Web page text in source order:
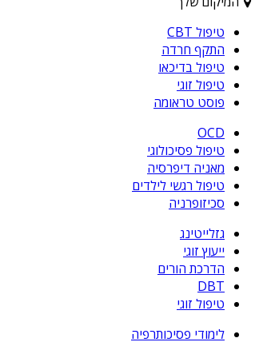
טיפול CBT
התקף חרדה
טיפול בדיכאו
טיפול זוגי
פוסט טראומה
OCD
טיפול פסיכולוגי
מאניה דיפרסיה
טיפול רגשי לילדים
סכיזופרניה
גזלייטינג
ייעוץ זוגי
הדרכת הורים
DBT
טיפול זוגי
לימודי פסיכותרפיה